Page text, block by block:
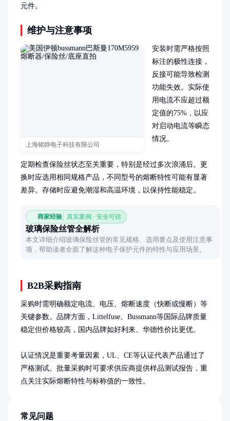
元件。
维护与注意事项
上海铭静电子科技有限公司
安装时需严格按照
标注的极性连接，
反接可能导致检测
功能失效。实际使
用电流不应超过额
定值的75%，以应
对启动电流等瞬态
情况。
定期检查保险丝状态至关重要，特别是经过多次浪涌后。更
换时应选用相同规格产品，不同型号的熔断特性可能有显著
差异。存储时应避免潮湿和高温环境，以保持性能稳定。
商家经验 真实案例 · 安全可信
玻璃保险丝管全解析
本文详细介绍玻璃保险丝管的常见规格、选用要点及使用注意事
项，帮助读者全面了解这种电子保护元件的特性与应用场景。
B2B采购指南
采购时需明确额定电流、电压、熔断速度（快断或慢断）等
关键参数。品牌方面，Littelfuse、Bussmann等国际品牌质量
稳定但价格较高，国内品牌如好利来、华德性价比更优。
认证情况是重要考量因素，UL、CE等认证代表产品通过了
严格测试。批量采购时可要求供应商提供样品测试报告，重
点关注实际熔断特性与标称值的一致性。
常见问题